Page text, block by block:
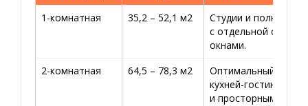
1-комнатная
35,2 – 52,1 м2
Студии и
с отдельной
окнами.
2-комнатная
64,5 – 78,3 м2
Оптимальный
кухней-гостиной,
и просторным